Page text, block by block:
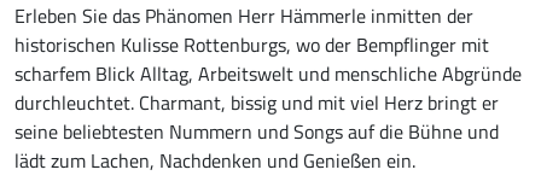
Erleben Sie das Phänomen Herr Hämmerle inmitten der
historischen Kulisse Rottenburgs, wo der Bempflinger mit
scharfem Blick Alltag, Arbeitswelt und menschliche Abgründe
durchleuchtet. Charmant, bissig und mit viel Herz bringt er
seine beliebtesten Nummern und Songs auf die Bühne und
lädt zum Lachen, Nachdenken und Genießen ein.